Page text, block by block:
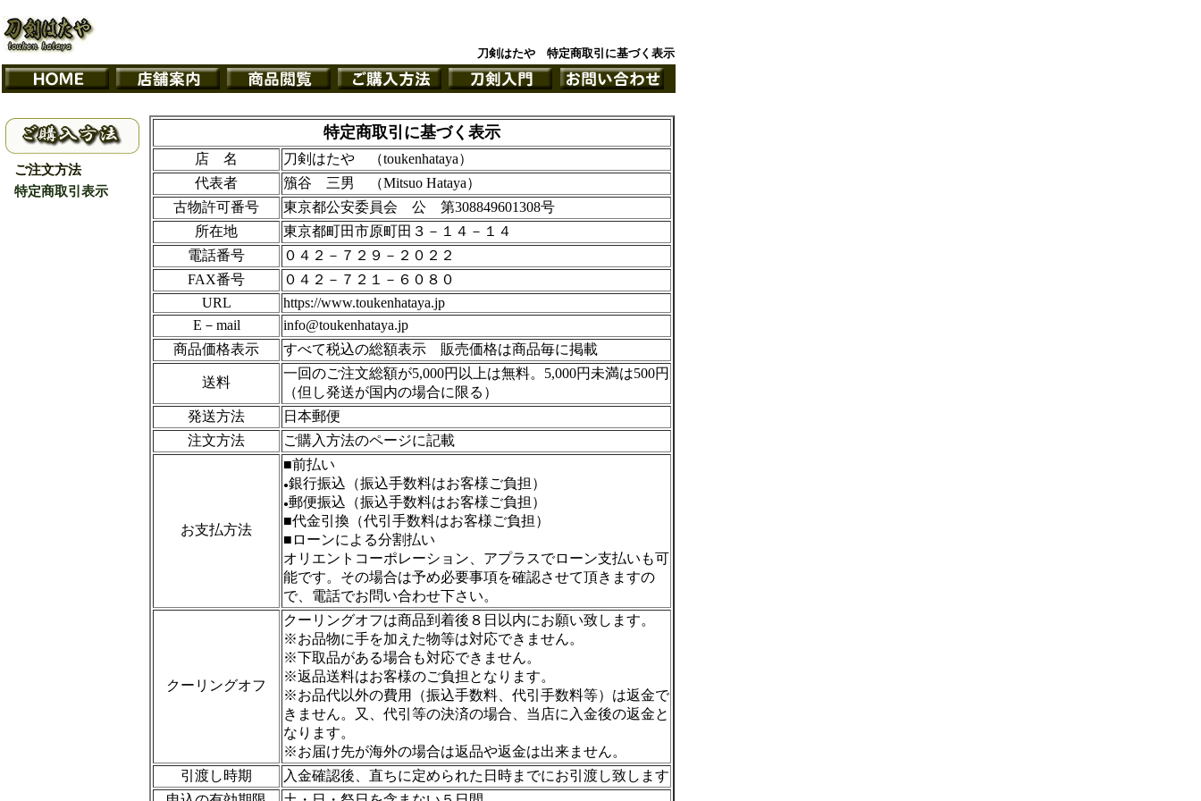
刀剣はたや 特定商取引に基づく表示
ご注文方法
特定商取引表示
特定商取引に基づく表示
店 名
刀剣はたや （toukenhataya）
代表者
籏谷 三男 （Mitsuo Hataya）
古物許可番号
東京都公安委員会 公 第308849601308号
所在地
東京都町田市原町田３－１４－１４
電話番号
０４２－７２９－２０２２
FAX番号
０４２－７２１－６０８０
URL
https://www.toukenhataya.jp
E－mail
info@toukenhataya.jp
商品価格表示
すべて税込の総額表示 販売価格は商品毎に掲載
送料
一回のご注文総額が5,000円以上は無料。5,000円未満は500円
（但し発送が国内の場合に限る）
発送方法
日本郵便
注文方法
ご購入方法のページに記載
お支払方法
■前払い
●銀行振込（振込手数料はお客様ご負担）
●郵便振込（振込手数料はお客様ご負担）
■代金引換（代引手数料はお客様ご負担）
■ローンによる分割払い
オリエントコーポレーション、アプラスでローン支払いも可
能です。その場合は予め必要事項を確認させて頂きますの
で、電話でお問い合わせ下さい。
クーリングオフ
クーリングオフは商品到着後８日以内にお願い致します。
※お品物に手を加えた物等は対応できません。
※下取品がある場合も対応できません。
※返品送料はお客様のご負担となります。
※お品代以外の費用（振込手数料、代引手数料等）は返金で
きません。又、代引等の決済の場合、当店に入金後の返金と
なります。
※お届け先が海外の場合は返品や返金は出来ません。
引渡し時期
入金確認後、直ちに定められた日時までにお引渡し致します